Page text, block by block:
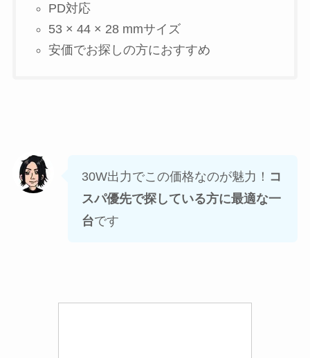
PD対応
53 × 44 × 28 mmサイズ
安価でお探しの方におすすめ
30W出力でこの価格なのが魅力！ コ
スパ優先で探している方に最適な一
台です